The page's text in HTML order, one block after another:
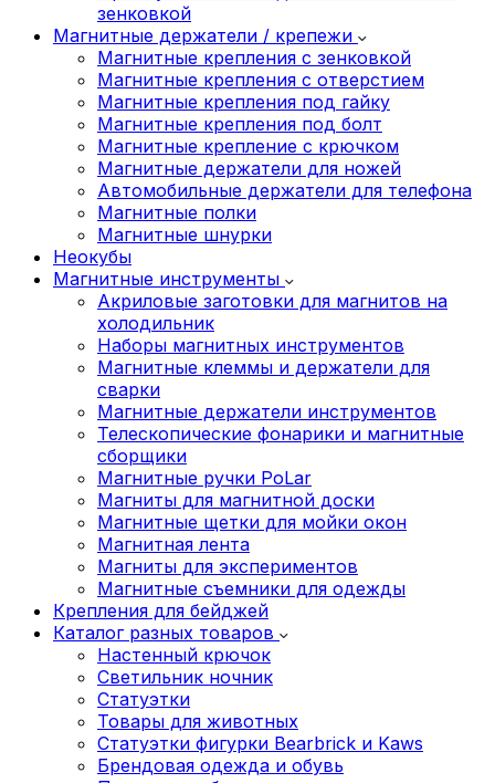
зенковкой
Магнитные держатели / крепежи
Магнитные крепления с зенковкой
Магнитные крепления с отверстием
Магнитные крепления под гайку
Магнитные крепления под болт
Магнитные крепление с крючком
Магнитные держатели для ножей
Автомобильные держатели для телефона
Магнитные полки
Магнитные шнурки
Неокубы
Магнитные инструменты
Акриловые заготовки для магнитов на
холодильник
Наборы магнитных инструментов
Магнитные клеммы и держатели для
сварки
Магнитные держатели инструментов
Телескопические фонарики и магнитные
сборщики
Магнитные ручки PoLar
Магниты для магнитной доски
Магнитные щетки для мойки окон
Магнитная лента
Магниты для экспериментов
Магнитные съемники для одежды
Крепления для бейджей
Каталог разных товаров
Настенный крючок
Светильник ночник
Статуэтки
Товары для животных
Статуэтки фигурки Bearbrick и Kaws
Брендовая одежда и обувь